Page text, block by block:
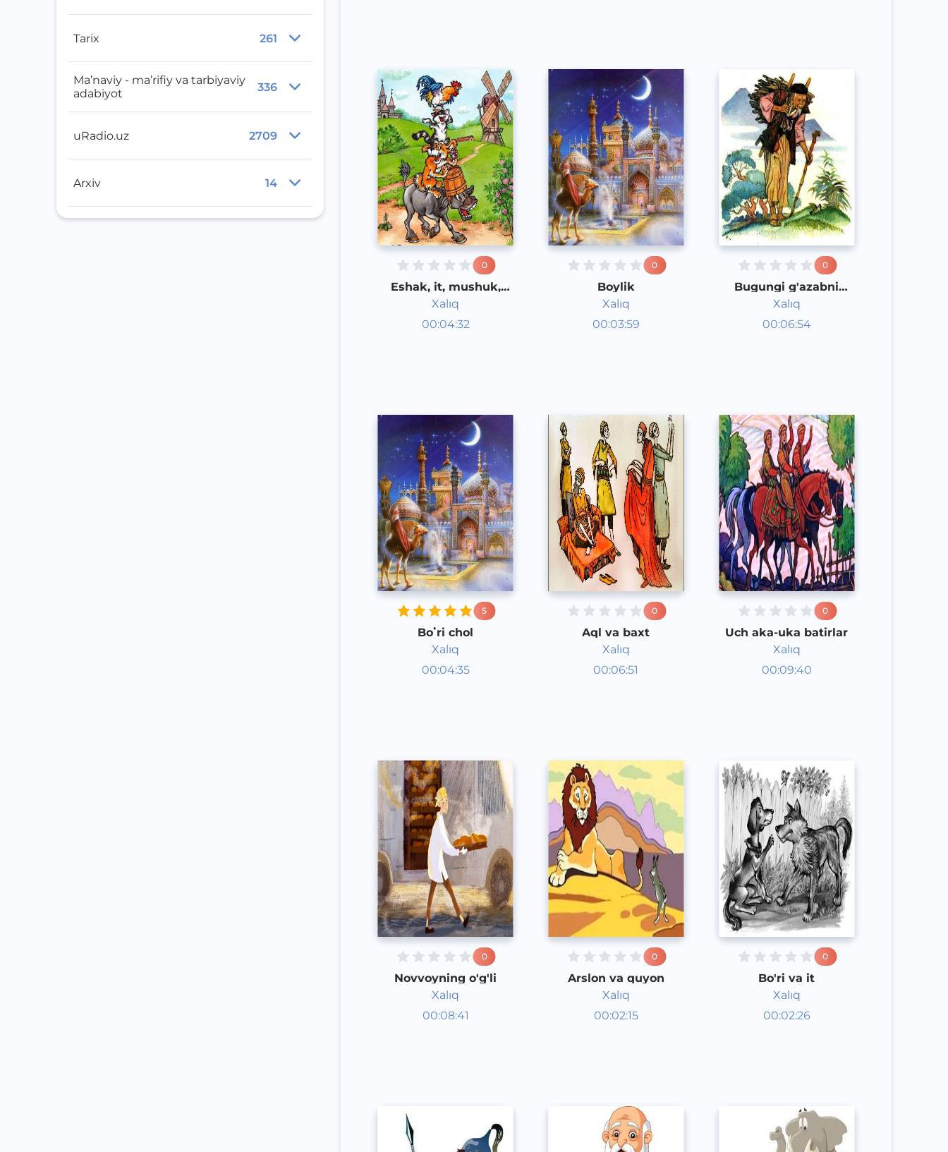
Tarix 261
Ma’naviy - ma’rifiy va tarbiyaviy
adabiyot
336
uRadio.uz 2709
Arxiv 14
0
Eshak, it, mushuk,
xo'roz
Xalıq
00:04:32
Audioertaklar
0
Boylik
Xalıq
00:03:59
Audioertaklar
0
Bugungi g'azabni
ertaga qoldiring
Xalıq
00:06:54
Audioertaklar
5
Boʻri chol
Xalıq
00:04:35
Audioertaklar
0
Aql va baxt
Xalıq
00:06:51
Audioertaklar
0
Uch aka-uka batirlar
Xalıq
00:09:40
Audioertaklar
0
Novvoyning o'g'li
Xalıq
00:08:41
Audioertaklar
0
Arslon va quyon
Xalıq
00:02:15
Audioertaklar
0
Bo'ri va it
Xalıq
00:02:26
Audioertaklar